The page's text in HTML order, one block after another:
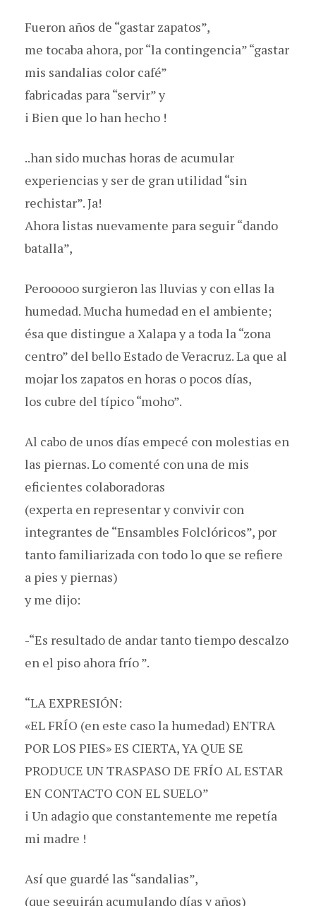
Fueron años de “gastar zapatos”,
me tocaba ahora, por “la contingencia” “gastar
mis sandalias color café”
fabricadas para “servir” y
i Bien que lo han hecho !
..han sido muchas horas de acumular
experiencias y ser de gran utilidad “sin
rechistar”. Ja!
Ahora listas nuevamente para seguir “dando
batalla”,
Perooooo surgieron las lluvias y con ellas la
humedad. Mucha humedad en el ambiente;
ésa que distingue a Xalapa y a toda la “zona
centro” del bello Estado de Veracruz. La que al
mojar los zapatos en horas o pocos días,
los cubre del típico “moho”.
Al cabo de unos días empecé con molestias en
las piernas. Lo comenté con una de mis
eficientes colaboradoras
(experta en representar y convivir con
integrantes de “Ensambles Folclóricos”, por
tanto familiarizada con todo lo que se refiere
a pies y piernas)
y me dijo:
-“Es resultado de andar tanto tiempo descalzo
en el piso ahora frío ”.
“LA EXPRESIÓN:
«EL FRÍO (en este caso la humedad) ENTRA
POR LOS PIES» ES CIERTA, YA QUE SE
PRODUCE UN TRASPASO DE FRÍO AL ESTAR
EN CONTACTO CON EL SUELO”
i Un adagio que constantemente me repetía
mi madre !
Así que guardé las “sandalias”,
(que seguirán acumulando días y años)